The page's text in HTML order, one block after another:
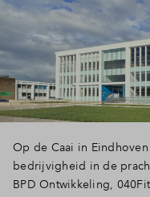
Op de Caai in
bedrijvigheid in de
BPD Ontwikkeling,